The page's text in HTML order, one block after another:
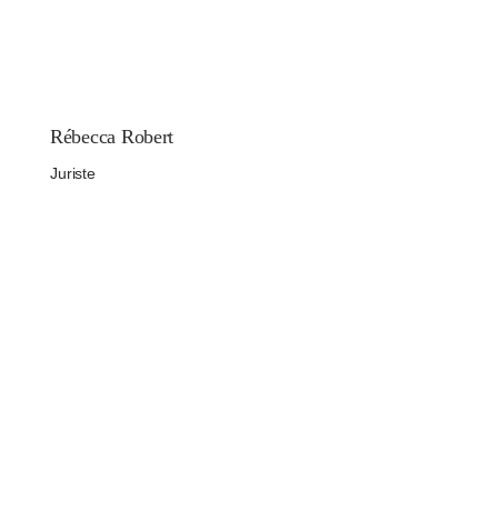
Rébecca Robert
Juriste